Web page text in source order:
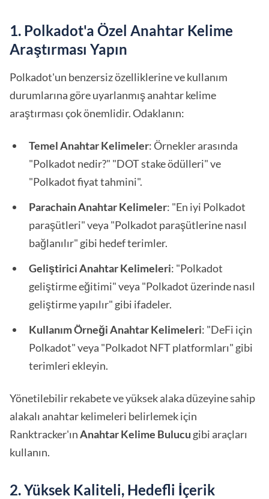
1. Polkadot'a Özel Anahtar Kelime
Araştırması Yapın
Polkadot'un benzersiz özelliklerine ve kullanım
durumlarına göre uyarlanmış anahtar kelime
araştırması çok önemlidir. Odaklanın:
Temel Anahtar Kelimeler: Örnekler arasında
"Polkadot nedir?" "DOT stake ödülleri" ve
"Polkadot fiyat tahmini".
Parachain Anahtar Kelimeler: "En iyi Polkadot
paraşütleri" veya "Polkadot paraşütlerine nasıl
bağlanılır" gibi hedef terimler.
Geliştirici Anahtar Kelimeleri: "Polkadot
geliştirme eğitimi" veya "Polkadot üzerinde nasıl
geliştirme yapılır" gibi ifadeler.
Kullanım Örneği Anahtar Kelimeleri: "DeFi için
Polkadot" veya "Polkadot NFT platformları" gibi
terimleri ekleyin.
Yönetilebilir rekabete ve yüksek alaka düzeyine sahip
alakalı anahtar kelimeleri belirlemek için
Ranktracker'ınAnahtar Kelime Bulucu gibi araçları
kullanın.
2. Yüksek Kaliteli, Hedefli İçerik